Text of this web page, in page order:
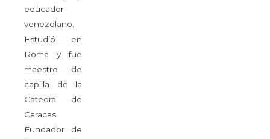
educador
venezolano.
Estudió en
Roma y fue
maestro de
capilla de la
Catedral de
Caracas.
Fundador de